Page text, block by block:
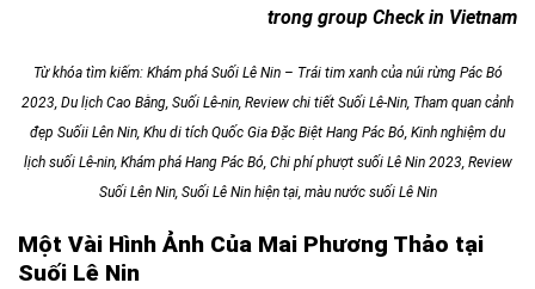
trong group Check in Vietnam
Từ khóa tìm kiếm: Khám phá Suối Lê Nin – Trái tim xanh của núi rừng Pác Bó
2023, Du lịch Cao Bằng, Suối Lê-nin, Review chi tiết Suối Lê-Nin, Tham quan cảnh
đẹp Suốii Lên Nin, Khu di tích Quốc Gia Đặc Biệt Hang Pác Bó, Kinh nghiệm du
lịch suối Lê-nin, Khám phá Hang Pác Bó, Chi phí phượt suối Lê Nin 2023, Review
Suối Lên Nin, Suối Lê Nin hiện tại, màu nước suối Lê Nin
Một Vài Hình Ảnh Của Mai Phương Thảo tại
Suối Lê Nin